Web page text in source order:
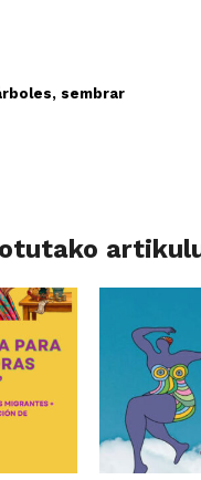
sembrar